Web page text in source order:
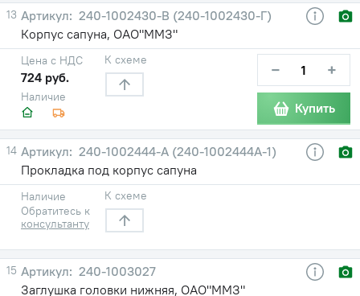
13
240-1002430-В (240-1002430-Г)
Корпус сапуна, ОАО"ММЗ"
Наличие
Цена с НДС
724 руб.
К схеме − +
Купить
14
240-1002444-А (240-1002444А-1)
Прокладка под корпус сапуна
Наличие
Обратитесь к
консультанту
К схеме
15
240-1003027
Заглушка головки нижняя, ОАО"ММЗ"